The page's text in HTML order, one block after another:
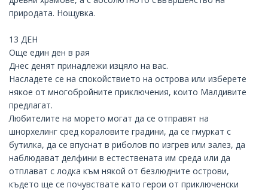
природата. Нощувка.
13 ДЕН
Още един ден в рая
Днес денят принадлежи изцяло на вас.
Насладете се на спокойствието на острова или изберете
някое от многобройните приключения, които Малдивите
предлагат.
Любителите на морето могат да се отправят на
шнорхелинг сред кораловите градини, да се гмуркат с
бутилка, да се впуснат в риболов по изгрев или залез, да
наблюдават делфини в естествената им среда или да
отплават с лодка към някой от безлюдните острови,
където ще се почувствате като герои от приключенски